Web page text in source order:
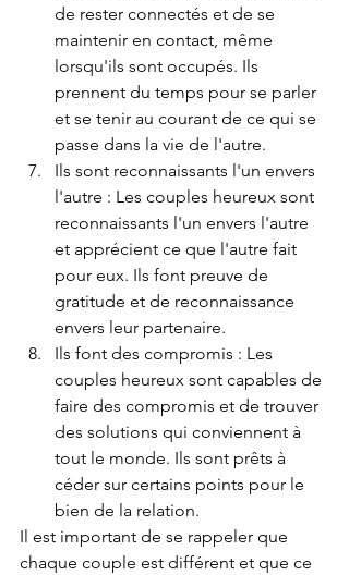
de rester connectés et de se
maintenir en contact, même
lorsqu'ils sont occupés. Ils
prennent du temps pour se parler
et se tenir au courant de ce qui se
passe dans la vie de l'autre.
Ils sont reconnaissants l'un envers
l'autre : Les couples heureux sont
reconnaissants l'un envers l'autre
et apprécient ce que l'autre fait
pour eux. Ils font preuve de
gratitude et de reconnaissance
envers leur partenaire.
Ils font des compromis : Les
couples heureux sont capables de
faire des compromis et de trouver
des solutions qui conviennent à
tout le monde. Ils sont prêts à
céder sur certains points pour le
bien de la relation.
Il est important de se rappeler que
chaque couple est différent et que ce